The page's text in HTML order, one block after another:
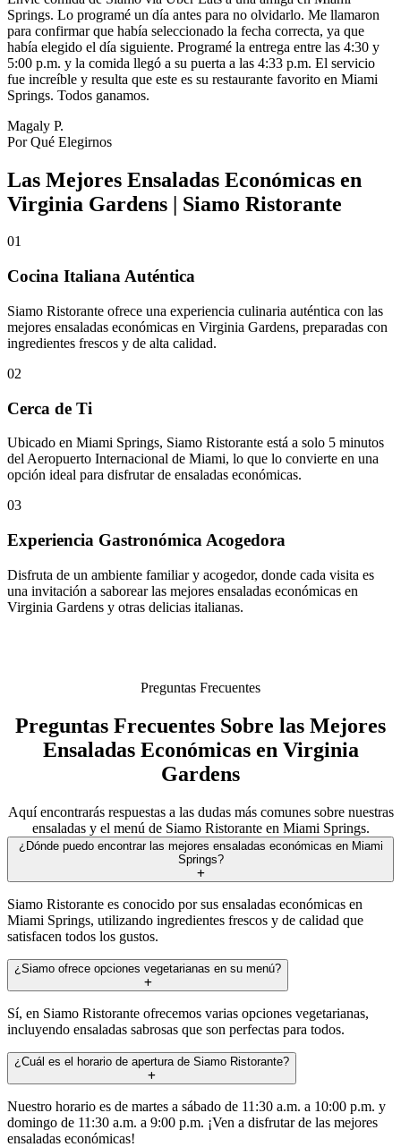
Springs. Lo programé un día antes para no olvidarlo. Me llamaron
para confirmar que había seleccionado la fecha correcta, ya que
había elegido el día siguiente. Programé la entrega entre las 4:30 y
5:00 p.m. y la comida llegó a su puerta a las 4:33 p.m. El servicio
fue increíble y resulta que este es su restaurante favorito en Miami
Springs. Todos ganamos.
Magaly P.
Por Qué Elegirnos
Las Mejores Ensaladas Económicas en
Virginia Gardens | Siamo Ristorante
01
Cocina Italiana Auténtica
Siamo Ristorante ofrece una experiencia culinaria auténtica con las
mejores ensaladas económicas en Virginia Gardens, preparadas con
ingredientes frescos y de alta calidad.
02
Cerca de Ti
Ubicado en Miami Springs, Siamo Ristorante está a solo 5 minutos
del Aeropuerto Internacional de Miami, lo que lo convierte en una
opción ideal para disfrutar de ensaladas económicas.
03
Experiencia Gastronómica Acogedora
Disfruta de un ambiente familiar y acogedor, donde cada visita es
una invitación a saborear las mejores ensaladas económicas en
Virginia Gardens y otras delicias italianas.
Preguntas Frecuentes
Preguntas Frecuentes Sobre las Mejores
Ensaladas Económicas en Virginia
Gardens
Aquí encontrarás respuestas a las dudas más comunes sobre nuestras
ensaladas y el menú de Siamo Ristorante en Miami Springs.
¿Dónde puedo encontrar las mejores ensaladas económicas en Miami
Springs?
Siamo Ristorante es conocido por sus ensaladas económicas en
Miami Springs, utilizando ingredientes frescos y de calidad que
satisfacen todos los gustos.
¿Siamo ofrece opciones vegetarianas en su menú?
Sí, en Siamo Ristorante ofrecemos varias opciones vegetarianas,
incluyendo ensaladas sabrosas que son perfectas para todos.
¿Cuál es el horario de apertura de Siamo Ristorante?
Nuestro horario es de martes a sábado de 11:30 a.m. a 10:00 p.m. y
domingo de 11:30 a.m. a 9:00 p.m. ¡Ven a disfrutar de las mejores
ensaladas económicas!